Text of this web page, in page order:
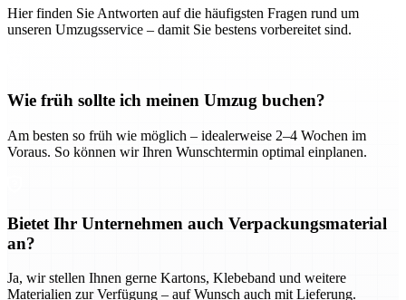
Hier finden Sie Antworten auf die häufigsten Fragen rund um
unseren Umzugsservice – damit Sie bestens vorbereitet sind.
Wie früh sollte ich meinen Umzug buchen?
Am besten so früh wie möglich – idealerweise 2–4 Wochen im
Voraus. So können wir Ihren Wunschtermin optimal einplanen.
Bietet Ihr Unternehmen auch Verpackungsmaterial
an?
Ja, wir stellen Ihnen gerne Kartons, Klebeband und weitere
Materialien zur Verfügung – auf Wunsch auch mit Lieferung.